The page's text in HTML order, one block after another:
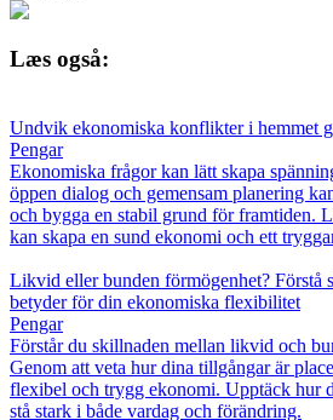
Læs også:
Undvik ekonomiska konflikter i hemmet
Pengar
Ekonomiska frågor kan lätt skapa
öppen dialog och gemensam planering
och bygga en stabil grund för framtiden.
kan skapa en sund ekonomi och ett
Likvid eller bunden förmögenhet? Förstå
betyder för din ekonomiska flexibilitet
Pengar
Förstår du skillnaden mellan likvid och
Genom att veta hur dina tillgångar är
flexibel och trygg ekonomi. Upptäck hur
stå stark i både vardag och förändring.